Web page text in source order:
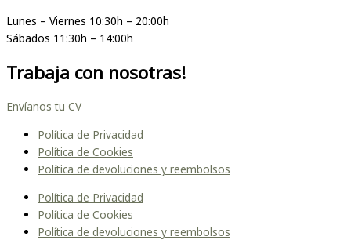
Lunes – Viernes 10:30h – 20:00h
Sábados 11:30h – 14:00h
Trabaja con nosotras!
Envíanos tu CV
Política de Privacidad
Política de Cookies
Política de devoluciones y reembolsos
Política de Privacidad
Política de Cookies
Política de devoluciones y reembolsos